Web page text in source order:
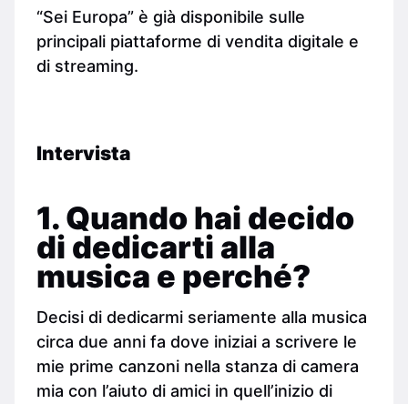
“Sei Europa” è già disponibile sulle
principali piattaforme di vendita digitale e
di streaming.
Intervista
1. Quando hai decido
di dedicarti alla
musica e perché?
Decisi di dedicarmi seriamente alla musica
circa due anni fa dove iniziai a scrivere le
mie prime canzoni nella stanza di camera
mia con l’aiuto di amici in quell’inizio di